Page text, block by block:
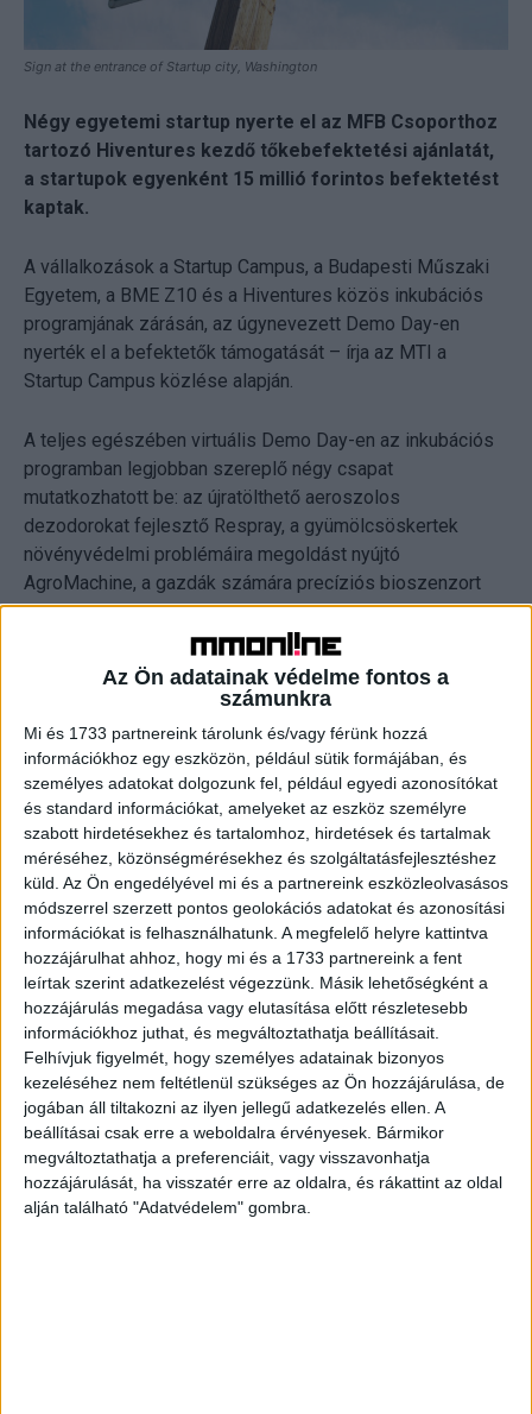
Az Ön adatainak védelme fontos a
számunkra
Mi és 1733 partnereink tárolunk és/vagy férünk hozzá
információkhoz egy eszközön, például sütik formájában, és
személyes adatokat dolgozunk fel, például egyedi azonosítókat
és standard információkat, amelyeket az eszköz személyre
szabott hirdetésekhez és tartalomhoz, hirdetések és tartalmak
méréséhez, közönségmérésekhez és szolgáltatásfejlesztéshez
küld. Az Ön engedélyével mi és a partnereink eszközleolvasásos
módszerrel szerzett pontos geolokációs adatokat és azonosítási
információkat is felhasználhatunk. A megfelelő helyre kattintva
hozzájárulhat ahhoz, hogy mi és a 1733 partnereink a fent
leírtak szerint adatkezelést végezzünk. Másik lehetőségként a
hozzájárulás megadása vagy elutasítása előtt részletesebb
információkhoz juthat, és megváltoztathatja beállításait.
Felhívjuk figyelmét, hogy személyes adatainak bizonyos
kezeléséhez nem feltétlenül szükséges az Ön hozzájárulása, de
jogában áll tiltakozni az ilyen jellegű adatkezelés ellen. A
beállításai csak erre a weboldalra érvényesek. Bármikor
megváltoztathatja a preferenciáit, vagy visszavonhatja
hozzájárulását, ha visszatér erre az oldalra, és rákattint az oldal
alján található "Adatvédelem" gombra.
Sign at the entrance of Startup city, Washington
Négy egyetemi startup nyerte el az MFB Csoporthoz
tartozó Hiventures kezdő tőkebefektetési ajánlatát,
a startupok egyenként 15 millió forintos befektetést
kaptak.
A vállalkozások a Startup Campus, a Budapesti Műszaki
Egyetem, a BME Z10 és a Hiventures közös inkubációs
programjának zárásán, az úgynevezett Demo Day-en
nyerték el a befektetők támogatását – írja az MTI a
Startup Campus közlése alapján.
A teljes egészében virtuális Demo Day-en az inkubációs
programban legjobban szereplő négy csapat
mutatkozhatott be: az újratölthető aeroszolos
dezodorokat fejlesztő Respray, a gyümölcsöskertek
növényvédelmi problémáira megoldást nyújtó
AgroMachine, a gazdák számára precíziós bioszenzort
készítő Deep Agro, valamint a gyógyszeripari okos
szenzoron dolgozó SmartSense. A Hiventures befektetői
bizottsága mind a négy projektet pozitívan bírálta el, így a
négy csapatnak összesen 60 millió forintos befektetési
ajánlatot tett.
Ezen felül a Deep Agro megkapta a Nemzeti
Agrárgazdasági Kamara (NAK) különdíját is: a csapat
automatikus részvételt nyert a kamara innovációs
programjára a NAK TechLab őszi fordulójára, ahol a
startupnak a magyarországi mezőgazdasági
nagyvállalatokkal nyílik lehetősége együttműködni.
CÍMKÉK AgroMachine befektetés Deep Agro
demo day
egyetemi
Hiventures Respray SmartSense startup
Facebook Email